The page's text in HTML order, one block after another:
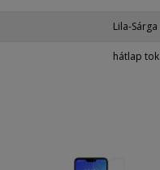
Lila-Sárga
hátlap tok